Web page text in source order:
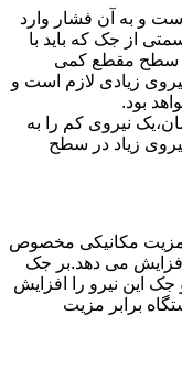
و به آن فشار وارد
از جک که باید با
سطح مقطع کمی
زیادی لازم است و
بود.
نیروی کم را به
زیاد در سطح
مزیت مکانیکی مخصوص
می دهد.بر جک
این نیرو را افزایش
برابر مزیت